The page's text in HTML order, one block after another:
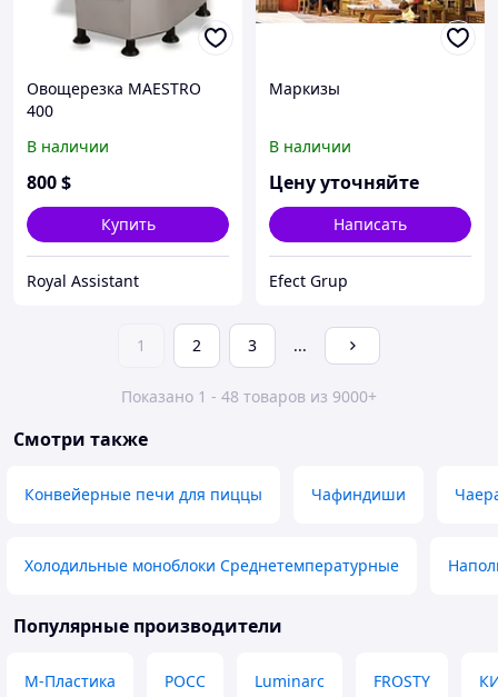
Овощерезка MAESTRO
400
В наличии
800$
Купить
Royal Assistant
Маркизы
В наличии
Цену уточняйте
Написать
Efect Grup
1 2 3 ...
Показано 1 - 48 товаров из 9000+
Смотри также
Конвейерные печи для пиццы Чафиндиши
Холодильные моноблоки Среднетемпературные
Популярные производители
М-Пластика РОСС Luminarc FROSTY